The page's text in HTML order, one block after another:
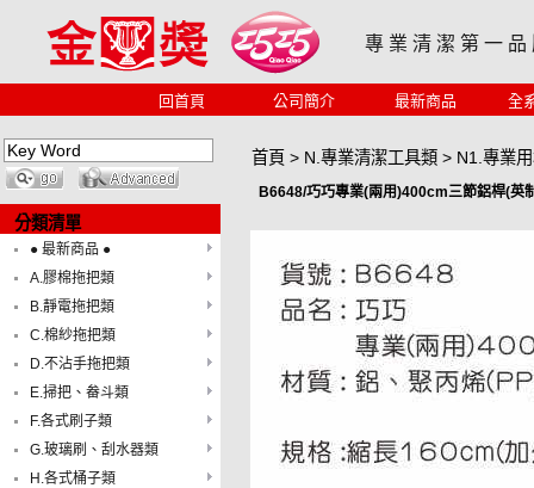
專 業 清 潔 第 一 品
回首頁 公司簡介 最新商品 全
分類清單
● 最新商品 ●
A.膠棉拖把類
B.靜電拖把類
C.棉紗拖把類
D.不沾手拖把類
E.掃把、畚斗類
F.各式刷子類
G.玻璃刷、刮水器類
H.各式桶子類
首頁 > N.專業清潔工具類 > N1.專業
B6648/巧巧專業(兩用)400cm三節鋁桿(英